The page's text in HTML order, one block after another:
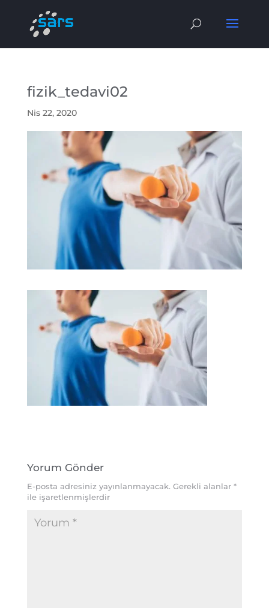
fizik_tedavi02
Nis 22, 2020
Yorum Gönder
E-posta adresiniz yayınlanmayacak. Gerekli alanlar *
ile işaretlenmişlerdir